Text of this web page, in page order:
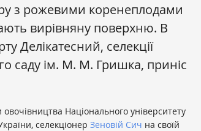
з рожевими коренеплодами
вирівняну поверхню. В
Делікатесний, селекції
саду ім. М. М. Гришка, приніс
Національного університету
селекціонер Зеновій Сич на своїй